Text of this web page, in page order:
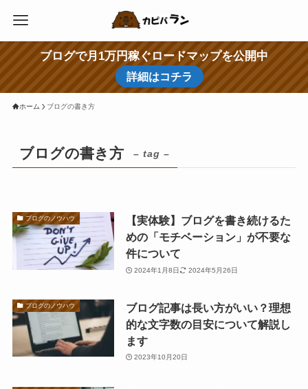
ブログで月1万円稼ぐロードマップを公開中
詳細はコチラ
ホーム ブログの書き方
ブログの書き方 – tag –
ブログのノウハウ
【実体験】ブログを書き続けるた
めの「モチベーション」が不要な
件について
2024年1月8日 2024年5月26日
ブログのノウハウ
ブログ記事は長い方がいい？理想
的な文字数の目安について解説し
ます
2023年10月20日